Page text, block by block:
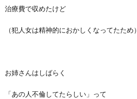
治療費で収めたけど
（犯人女は精神的におかしくなってたため）
お姉さんはしばらく
「あの人不倫してたらしい」って